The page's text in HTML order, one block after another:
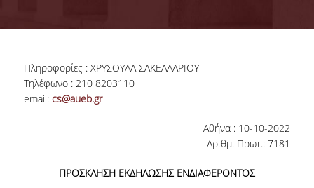
CAREER PROSPECTS
LABORATORY INFRASTRUCTURE
FACULTY OF THE DEPARTMENT
Πληροφορίες : ΧΡΥΣΟΥΛΑ ΣΑΚΕΛΛΑΡΙΟΥ
Τηλέφωνο : 210 8203110
email: cs@aueb.gr
Αθήνα : 10-10-2022
Αριθμ. Πρωτ.: 7181
ΠΡΟΣΚΛΗΣΗ ΕΚΔΗΛΩΣΗΣ ΕΝΔΙΑΦΕΡΟΝΤΟΣ